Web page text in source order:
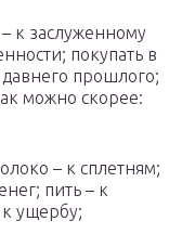
к заслуженному
покупать в
прошлого;
можно скорее:
– к сплетням;
пить – к
к ущербу;